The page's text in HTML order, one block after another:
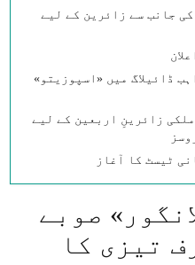
جانب سے زائرین کے لیے
ڈائیلاگ میں «اسپوزیتو»
زائرینِ اربعین کے لیے
ٹیسٹ کا آغاز
صوبے
تیزی کا